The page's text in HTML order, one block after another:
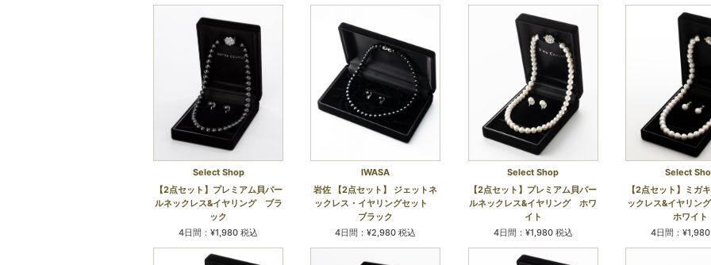
Select Shop
【2点セット】プレミアム貝パー
ルネックレス&イヤリング ブラ
ック
4日間：¥1,980 税込
IWASA
岩佐 【2点セット】 ジェットネ
ックレス・イヤリングセット
ブラック
4日間：¥2,980 税込
Select Shop
【2点セット】プレミアム貝パー
ルネックレス&イヤリング ホワ
イト
4日間：¥1,980 税込
Select
【2点セット】ミガ
ックレス&イヤリン
ホワイト
4日間：